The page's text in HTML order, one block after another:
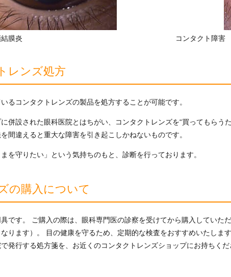
膜炎 コンタクト障害
レンズ処方
るコンタクトレンズの製品を処方することが可能です。
併設された眼科医院とはちがい、コンタクトレンズを“買ってもらう
間違えると重大な障害を引き起こしかねないものです。
を守りたい」という気持ちのもと、診断を行っております。
の購入について
です。 ご購入の際は、眼科専門医の診察を受けてから購入していた
なります）。 目の健康を守るため、定期的な検査をおすすめいたし
発行する処方箋を、お近くのコンタクトレンズショップにお持ちくだ